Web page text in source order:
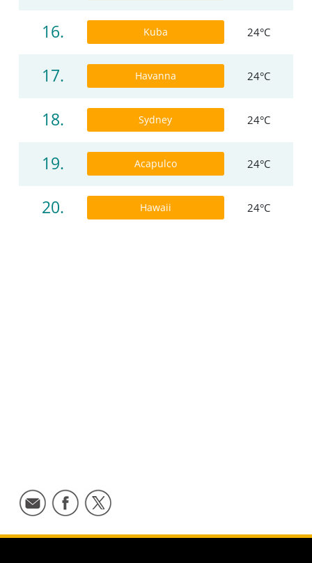
16. Kuba 24°C
17. Havanna 24°C
18. Sydney 24°C
19. Acapulco 24°C
20. Hawaii 24°C